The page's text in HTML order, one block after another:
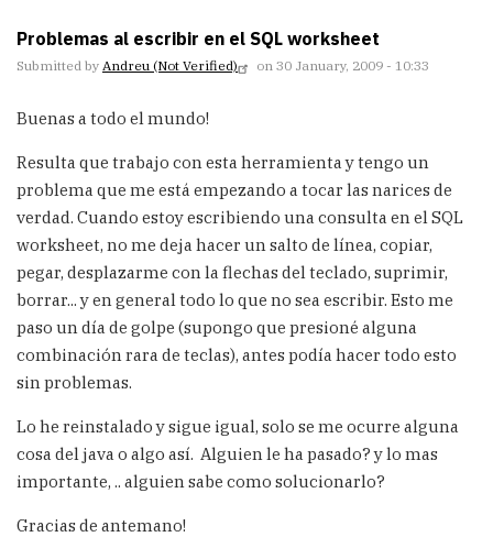
Problemas al escribir en el SQL worksheet
Submitted by Andreu (not Verified) on 30 January, 2009 - 10:33
Buenas a todo el mundo!
Resulta que trabajo con esta herramienta y tengo un
problema que me está empezando a tocar las narices de
verdad. Cuando estoy escribiendo una consulta en el SQL
worksheet, no me deja hacer un salto de línea, copiar,
pegar, desplazarme con la flechas del teclado, suprimir,
borrar... y en general todo lo que no sea escribir. Esto me
paso un día de golpe (supongo que presioné alguna
combinación rara de teclas), antes podía hacer todo esto
sin problemas.
Lo he reinstalado y sigue igual, solo se me ocurre alguna
cosa del java o algo así. Alguien le ha pasado? y lo mas
importante, .. alguien sabe como solucionarlo?
Gracias de antemano!